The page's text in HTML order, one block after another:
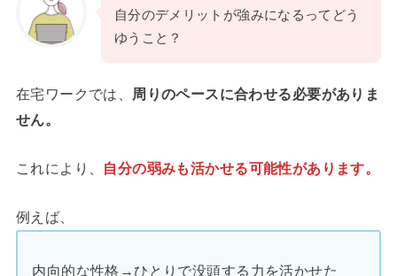
自分のデメリットが強みになるってどう
ゆうこと？
在宅ワークでは、 周りのペースに合わせる必要がありま
せん。
これにより、 自分の弱みも活かせる可能性があります。
例えば、
内向的な性格→ひとりで没頭する力を活かせた